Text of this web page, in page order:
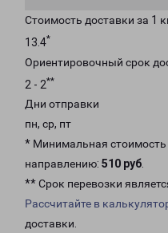
Стоимость доставки за 1
13.4*
Ориентировочный срок
2 - 2**
Дни отправки
пн, ср, пт
* Минимальная
направлению: 510 руб.
** Срок перевозки
Рассчитайте в
доставки.